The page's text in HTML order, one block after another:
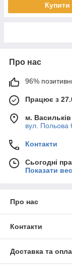
Купити
Про нас
96%
Працює з
м. Васильків
вул. Польова
Контакти
Сьогодні
Показати
Про нас
Контакти
Доставка та